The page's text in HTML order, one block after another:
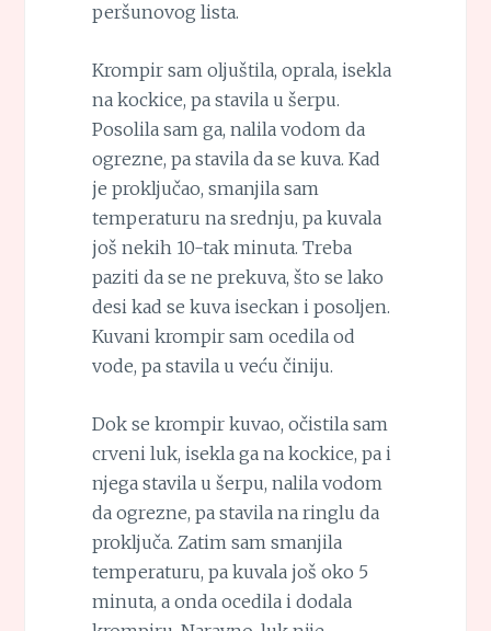
peršunovog lista.
Krompir sam oljuštila, oprala, isekla
na kockice, pa stavila u šerpu.
Posolila sam ga, nalila vodom da
ogrezne, pa stavila da se kuva. Kad
je proključao, smanjila sam
temperaturu na srednju, pa kuvala
još nekih 10-tak minuta. Treba
paziti da se ne prekuva, što se lako
desi kad se kuva iseckan i posoljen.
Kuvani krompir sam ocedila od
vode, pa stavila u veću činiju.
Dok se krompir kuvao, očistila sam
crveni luk, isekla ga na kockice, pa i
njega stavila u šerpu, nalila vodom
da ogrezne, pa stavila na ringlu da
proključa. Zatim sam smanjila
temperaturu, pa kuvala još oko 5
minuta, a onda ocedila i dodala